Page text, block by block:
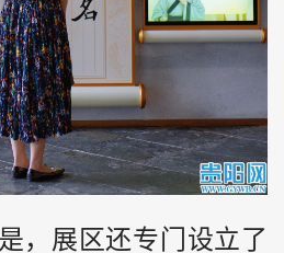
，展区还专门设立了